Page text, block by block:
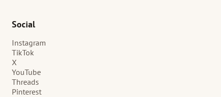
Social
Instagram
TikTok
X
YouTube
Threads
Pinterest